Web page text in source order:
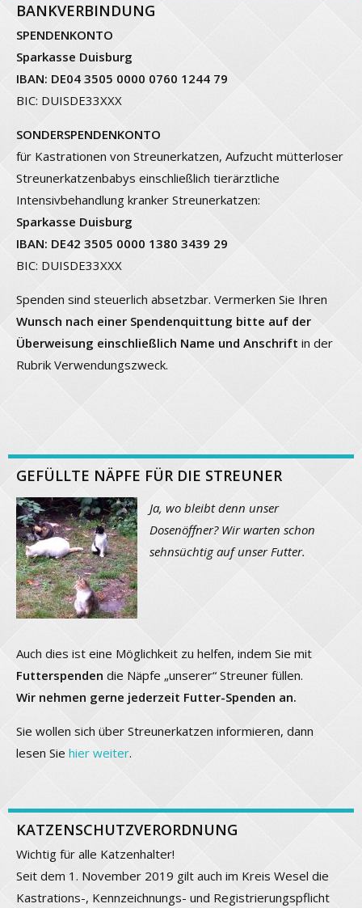
BANKVERBINDUNG
SPENDENKONTO
Sparkasse Duisburg
IBAN: DE04 3505 0000 0760 1244 79
BIC: DUISDE33XXX
SONDERSPENDENKONTO
für Kastrationen von Streunerkatzen, Aufzucht mütterloser
Streunerkatzenbabys einschließlich tierärztliche
Intensivbehandlung kranker Streunerkatzen:
Sparkasse Duisburg
IBAN: DE42 3505 0000 1380 3439 29
BIC: DUISDE33XXX
Spenden sind steuerlich absetzbar. Vermerken Sie Ihren
Wunsch nach einer Spendenquittung bitte auf der
Überweisung einschließlich Name und Anschrift in der
Rubrik Verwendungszweck.
GEFÜLLTE NÄPFE FÜR DIE STREUNER
Ja, wo bleibt denn unser
Dosenöffner? Wir warten schon
sehnsüchtig auf unser Futter.
Auch dies ist eine Möglichkeit zu helfen, indem Sie mit
Futterspenden die Näpfe „unserer“ Streuner füllen.
Wir nehmen gerne jederzeit Futter-Spenden an.
Sie wollen sich über Streunerkatzen informieren, dann
lesen Sie hier weiter.
KATZENSCHUTZVERORDNUNG
Wichtig für alle Katzenhalter!
Seit dem 1. November 2019 gilt auch im Kreis Wesel die
Kastrations-, Kennzeichnungs- und Registrierungspflicht